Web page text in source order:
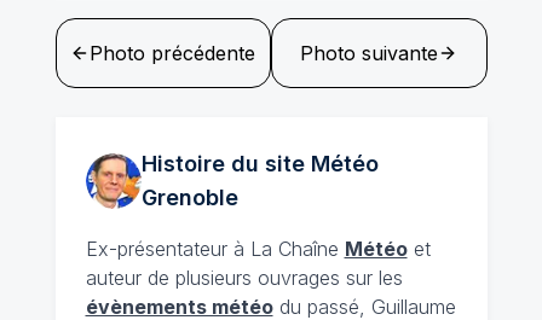
Photo précédente Photo suivante
Histoire du site Météo
Grenoble
Ex-présentateur à La Chaîne Météoet
auteur de plusieurs ouvrages sur les
évènements météodu passé, Guillaume